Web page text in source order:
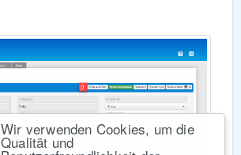
Wir verwenden Cookies, um die
Qualität und